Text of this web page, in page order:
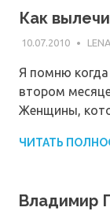
Как
10.07.2010 LENA
Я помню когда
втором
Женщины,
ЧИТАТЬ
Владимир